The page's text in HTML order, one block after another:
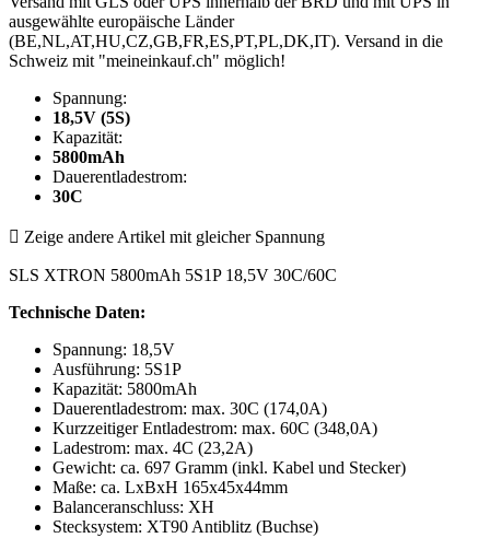
ausgewählte europäische Länder
(BE,NL,AT,HU,CZ,GB,FR,ES,PT,PL,DK,IT). Versand in die
Schweiz mit "meineinkauf.ch" möglich!
Spannung:
18,5V (5S)
Kapazität:
5800mAh
Dauerentladestrom:
30C
 Zeige andere Artikel mit gleicher Spannung
SLS XTRON 5800mAh 5S1P 18,5V 30C/60C
Technische Daten:
Spannung: 18,5V
Ausführung: 5S1P
Kapazität: 5800mAh
Dauerentladestrom: max. 30C (174,0A)
Kurzzeitiger Entladestrom: max. 60C (348,0A)
Ladestrom: max. 4C (23,2A)
Gewicht: ca. 697 Gramm (inkl. Kabel und Stecker)
Maße: ca. LxBxH 165x45x44mm
Balanceranschluss: XH
Stecksystem: XT90 Antiblitz (Buchse)